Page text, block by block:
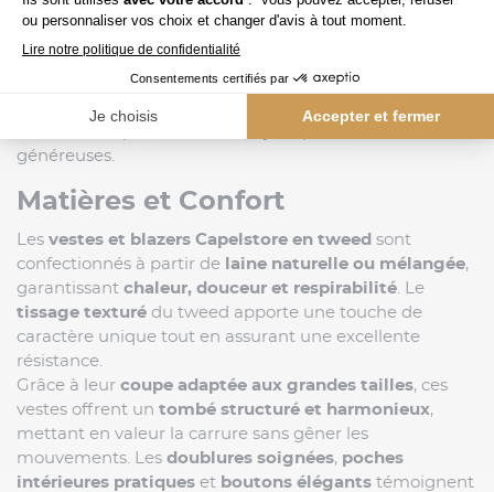
disponibles chez Capelstore . Véritables icônes du
vestiaire masculin, ces pièces intemporelles associent
élégance britannique, confort et robustesse
pour la mi-saison ou les occasions habillées, elles
incarnent l’équilibre parfait entre
tradition et
généreuses.
Matières et Confort
Les vestes et blazers Capelstore en tweed sont
confectionnés à partir de laine naturelle ou mélangée,
garantissant chaleur, douceur et respirabilité . Le
tissage texturé du tweed apporte une touche de
caractère unique tout en assurant une excellente
résistance.
Grâce à leur coupe adaptée aux grandes tailles, ces
vestes offrent un tombé structuré et harmonieux,
mettant en valeur la carrure sans gêner les
mouvements. Les doublures soignées, poches
intérieures pratiques et boutons élégants témoignent